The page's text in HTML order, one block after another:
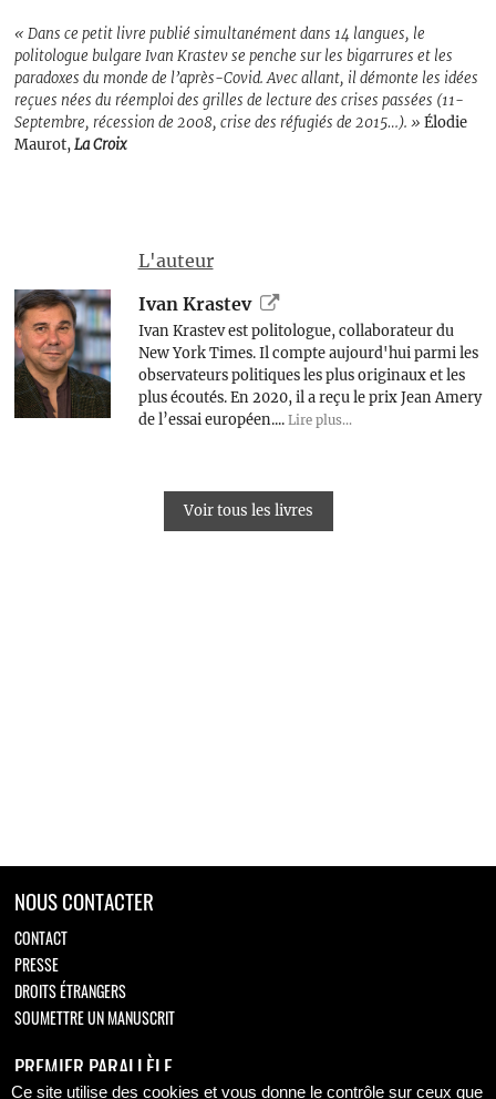
« Dans ce petit livre publié simultanément dans 14 langues, le
politologue bulgare Ivan Krastev se penche sur les bigarrures et les
paradoxes du monde de l’après-Covid. Avec allant, il démonte les idées
reçues nées du réemploi des grilles de lecture des crises passées (11-
Septembre, récession de 2008, crise des réfugiés de 2015…). » Élodie
Maurot,La Croix
L'auteur
Ivan Krastev
Ivan Krastev est politologue, collaborateur du
New York Times. Il compte aujourd'hui parmi les
observateurs politiques les plus originaux et les
plus écoutés. En 2020, il a reçu le prix Jean Amery
de l’essai européen.... Lire plus...
Voir tous les livres
NOUS CONTACTER
CONTACT
PRESSE
DROITS ÉTRANGERS
SOUMETTRE UN MANUSCRIT
PREMIER PARALLÈLE
Ce site utilise des cookies et vous donne le contrôle sur ceux que